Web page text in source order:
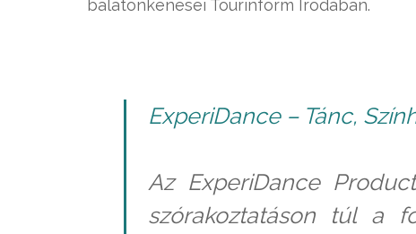
balatonkenesei Tourinform Irodában.
ExperiDance – Tánc,
Az ExperiDance
szórakoztatáson túl a